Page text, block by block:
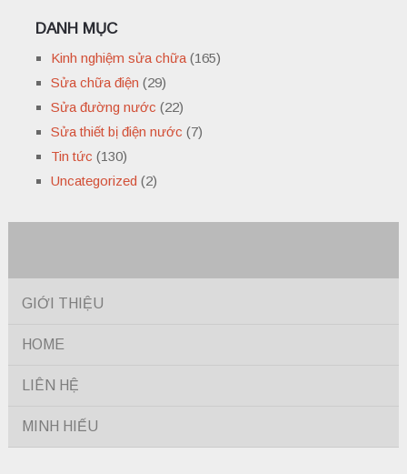
DANH MỤC
Kinh nghiệm sửa chữa(165)
Sửa chữa điện (29)
Sửa đường nước (22)
Sửa thiết bị điện nước (7)
Tin tức (130)
Uncategorized (2)
GIỚI THIỆU
HOME
LIÊN HỆ
MINH HIẾU